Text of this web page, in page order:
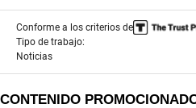
Conforme a los criterios de
Tipo de trabajo:
Noticias